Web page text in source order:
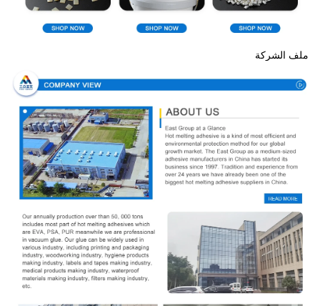
ملف الشركة